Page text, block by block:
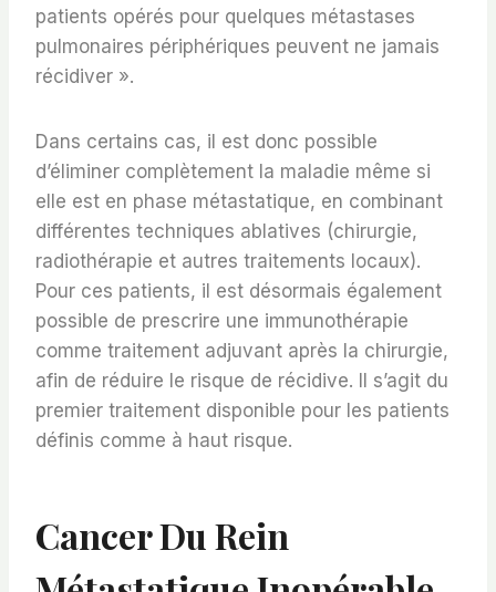
patients opérés pour quelques métastases
pulmonaires périphériques peuvent ne jamais
récidiver ».
Dans certains cas, il est donc possible
d’éliminer complètement la maladie même si
elle est en phase métastatique, en combinant
différentes techniques ablatives (chirurgie,
radiothérapie et autres traitements locaux).
Pour ces patients, il est désormais également
possible de prescrire une immunothérapie
comme traitement adjuvant après la chirurgie,
afin de réduire le risque de récidive. Il s’agit du
premier traitement disponible pour les patients
définis comme à haut risque.
Cancer Du Rein